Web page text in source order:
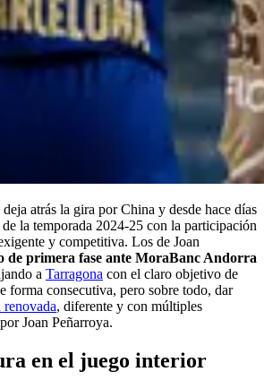
atrás la gira por China y desde hace días
la temporada 2024-25 con la participación
y competitiva. Los de Joan
de primera fase ante MoraBanc Andorra
a Tarragona con el claro objetivo de
forma consecutiva, pero sobre todo, dar
, diferente y con múltiples
Joan Peñarroya.
en el juego interior